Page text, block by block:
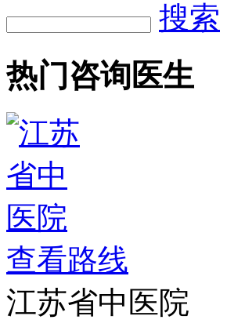
搜索
热门咨询医生
查看路线
江苏省中医院